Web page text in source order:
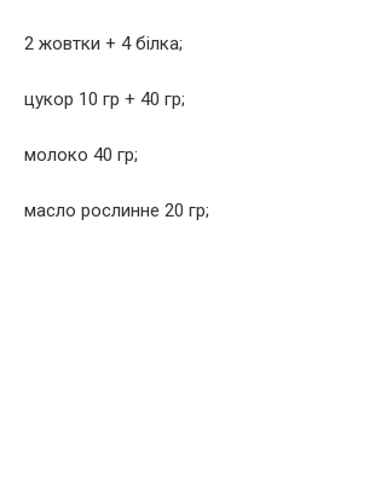
2 жовтки + 4 білка;
цукор 10 гр + 40 гр;
молоко 40 гр;
масло рослинне 20 гр;